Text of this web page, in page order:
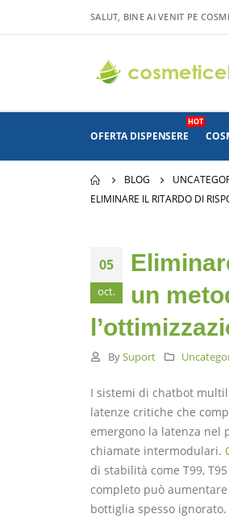
SALUT, BINE AI VENIT PE
OFERTA DISPENSERE
HOT
BLOG
ELIMINARE IL RITARDO DI
05
oct.
un
By Suport
I sistemi di chatbot
latenze critiche che
emergono la latenza nel
chiamate intermodulari.
di stabilità come T99,
completo può
bottiglia spesso ignorato.